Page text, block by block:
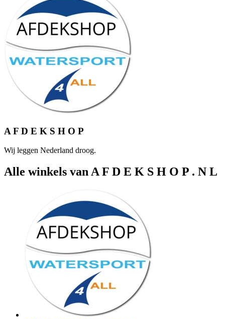
A F D E K S H O P
Wij leggen Nederland droog.
Alle winkels van A F D E K S H O P . N L